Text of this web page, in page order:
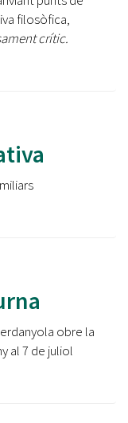
filosòfica,
crític.
obre la
al 7 de juliol